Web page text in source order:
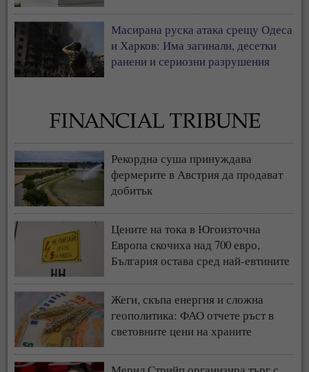
Масирана руска атака срещу Одеса
и Харков: Има загинали, десетки
ранени и сериозни разрушения
Рекордна суша принуждава
фермерите в Австрия да продават
добитък
Цените на тока в Югоизточна
Европа скочиха над 700 евро,
България остава сред най-евтините
Жеги, скъпа енергия и сложна
геополитика: ФАО отчете ръст в
световните цени на храните